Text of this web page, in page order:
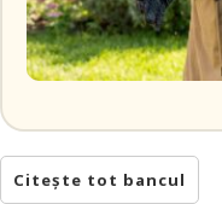
Citește tot bancul